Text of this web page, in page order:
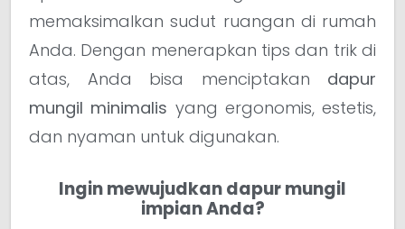
memaksimalkan sudut ruangan di rumah
Anda. Dengan menerapkan tips dan trik di
atas, Anda bisa menciptakan dapur
mungil minimalis yang ergonomis, estetis,
dan nyaman untuk digunakan.
Ingin mewujudkan dapur mungil
impian Anda?